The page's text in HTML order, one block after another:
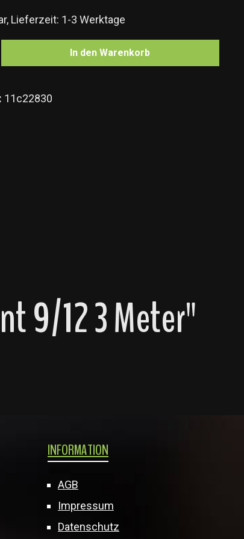
Lieferzeit: 1-3 Werktage
In den Warenkorb
11c22830
9/12 3 Meter"
INFORMATION
AGB
Impressum
Datenschutz